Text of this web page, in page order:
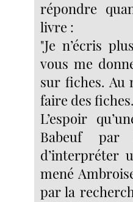
répondre
livre :
"Je n’écris
vous me
sur fiches. Au
faire des
L’espoir
Babeuf par
d’interpréter
mené
par la